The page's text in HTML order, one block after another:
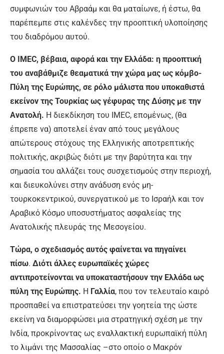
συμφωνιών του Αβραάμ και θα ματαίωνε, ή έστω, θα
παρέπεμπε στις καλένδες την προοπτική υλοποίησης
του διαδρόμου αυτού.
Ο IMEC, βέβαια, αφορά και την Ελλάδα: η προοπτική
του αναβάθμιζε θεαματικά την χώρα μας ως κόμβο-
Πύλη της Ευρώπης, σε ρόλο μάλιστα που υποκαθιστά
εκείνον της Τουρκίας ως γέφυρας της Δύσης με την
Ανατολή. Η διεκδίκηση του IMEC, επομένως, (θα
έπρεπε να) αποτελεί έναν από τους μεγάλους
απώτερους στόχους της Ελληνικής αποτρεπτικής
πολιτικής, ακριβώς διότι με την βαρύτητα και την
σημασία του αλλάζει τους συσχετισμούς στην περιοχή,
και διευκολύνει στην ανάδυση ενός μη-
τουρκοκεντρικού, συνεργατικού με το Ισραήλ και τον
Αραβικό Κόσμο υποσυστήματος ασφαλείας της
Ανατολικής πλευράς της Μεσογείου.
Τώρα, ο σχεδιασμός αυτός φαίνεται να πηγαίνει
πίσω. Διότι άλλες ευρωπαϊκές χώρες
αντιπροτείνονται να υποκαταστήσουν την Ελλάδα ως
πύλη της Ευρώπης. Η Γαλλία, που τον τελευταίο καιρό
προσπαθεί να επιστρατεύσει την γοητεία της ώστε
εκείνη να διαμορφώσει μια στρατηγική σχέση με την
Ινδία, προκρίνοντας ως εναλλακτική ευρωπαϊκή πύλη
το λιμάνι της Μασσαλίας –στο οποίο ο Μακρόν